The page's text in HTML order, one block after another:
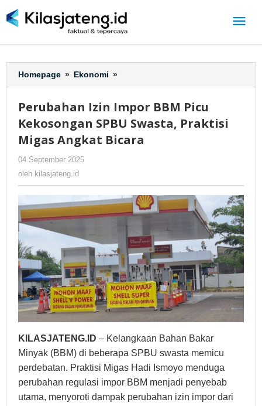
ke
Homepage » Ekonomi »
Izin
BBM
Picu
Kekosongan
Migas
Angkat
Bicara
Perubahan Izin Impor BBM Picu
Kekosongan SPBU Swasta, Praktisi
Migas Angkat Bicara
04 September 2025
oleh kilasjateng.id
KILASJATENG.ID – Kelangkaan Bahan Bakar
Minyak (BBM) di beberapa SPBU swasta memicu
perdebatan. Praktisi Migas Hadi Ismoyo menduga
perubahan regulasi impor BBM menjadi penyebab
utama, menyoroti dampak perubahan izin impor dari